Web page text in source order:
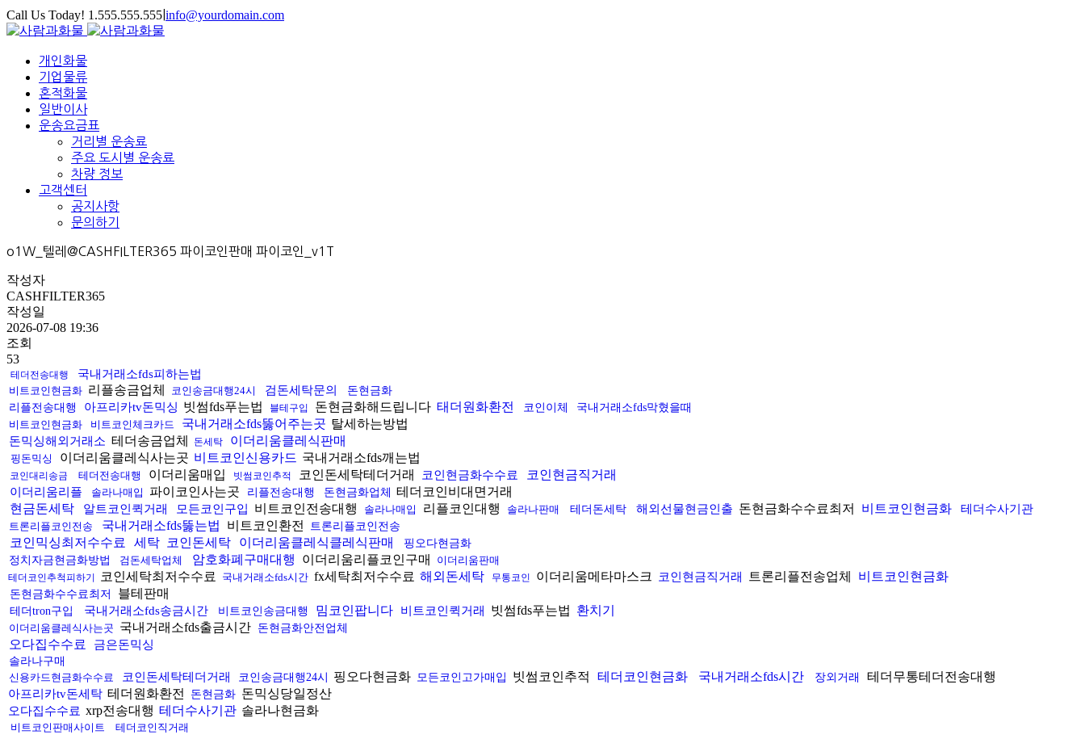
Call Us Today! 1.555.555.555 info@yourdomain.com
개인화물
기업물류
혼적화물
일반이사
운송요금표
거리별 운송료
주요 도시별 운송료
차량 정보
고객센터
공지사항
문의하기
o1W_텔레@CASHFILTER365 파이코인판매 파이코인_v1T
작성자
CASHFILTER365
작성일
2026-07-08 19:36
조회
53
테더전송대행 국내거래소fds피하는법
비트코인현금화 리플송금업체 코인송금대행24시 검돈세탁문의
돈현금화
리플전송대행
아프리카tv돈믹싱 빗썸fds푸는법 블테구입 돈현금화해드립니다 태더원화환전 코인이체
국내거래소fds막혔을때
비트코인현금화
비트코인체크카드 국내거래소fds뚫어주는곳 탈세하는방법
돈믹싱해외거래소 테더송금업체 돈세탁 이더리움클레식판매
핑돈믹싱 이더리움클레식사는곳 비트코인신용카드 국내거래소fds깨는법
코인대리송금 테더전송대행 이더리움매입 빗썸코인추적 코인돈세탁테더거래 코인현금화수수료 코인현금직거래
이더리움리플 솔라나매입 파이코인사는곳 리플전송대행 돈현금화업체
테더코인비대면거래
현금돈세탁
알트코인퀵거래 모든코인구입 비트코인전송대행 솔라나매입 리플코인대행 솔라나판매 테더돈세탁 해외선물현금인출 돈현금화수수료최저 비트코인현금화 테더수사기관
트론리플코인전송 국내거래소fds뚫는법 비트코인환전 트론리플코인전송
코인믹싱최저수수료 세탁 코인돈세탁 이더리움클레식클레식판매
핑오다현금화
정치자금현금화방법
검돈세탁업체 암호화폐구매대행 이더리움리플코인구매 이더리움판매
테더코인추척피하기 코인세탁최저수수료 국내거래소fds시간 fx세탁최저수수료 해외돈세탁 무통코인 이더리움메타마스크 코인현금직거래 트론리플전송업체 비트코인현금화
돈현금화수수료최저 블테판매
테더tron구입 국내거래소fds송금시간 비트코인송금대행 밈코인팝니다 비트코인퀵거래 빗썸fds푸는법 환치기
이더리움클레식사는곳 국내거래소fds출금시간 돈현금화안전업체
오다집수수료 금은돈믹싱
솔라나구매
신용카드현금화수수료
코인돈세탁테더거래 코인송금대행24시 핑오다현금화 모든코인고가매입 빗썸코인추적 테더코인현금화 국내거래소fds시간 장외거래 테더무통테더전송대행
아프리카tv돈세탁 테더원화환전 돈현금화 돈믹싱당일정산
오다집수수료 xrp전송대행 테더수사기관 솔라나현금화
비트코인판매사이트 테더코인직거래